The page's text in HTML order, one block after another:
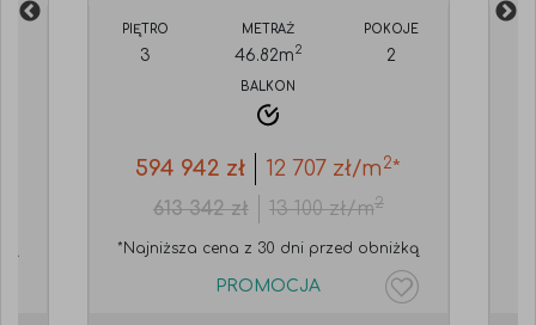
PIĘTRO
3
METRAŻ
46.82m2
POKOJE
2
BALKON
594 942 zł 12 707 zł/m 2*
613 342zł 13 100zł/m2
*Najniższa cena z 30 dni przed obniżką
PROMOCJA